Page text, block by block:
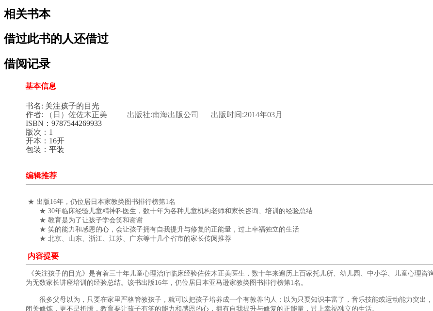
相关书本
借过此书的人还借过
借阅记录
基本信息
书名: 关注孩子的目光
作者:
（日）佐佐木正美 出版社:南海出版公司
出版时间:2014年03月
ISBN： 9787544269933
版次：1
开本：16开
包装： 平装
编辑推荐
★ 出版16年，仍位居日本家教类图书排行榜第1名
★ 30年临床经验儿童精神科医生，数十年为各种儿童机构老师和家长咨询、培训的经验总结
★ 教育是为了让孩子学会笑和谢谢
★ 笑的能力和感恩的心，会让孩子拥有自我提升与修复的正能量，过上幸福独立的生活
★ 北京、山东、浙江、江苏、广东等十几个省市的家长传阅推荐
内容提要
《关注孩子的目光》是有着三十年儿童心理治疗临床经验佐佐木正美医生，数十年来遍历上百家托儿所、幼儿园、中小学、儿童心理
为无数家长讲座培训的经验总结。该书出版16年，仍位居日本亚马逊家教类图书排行榜第1名。
很多父母以为，只要在家里严格管教孩子，就可以把孩子培养成一个有教养的人；以为只要知识丰富了，音乐技能或运动能力突出
闭关修炼，更不是折腾，教育要让孩子有笑的能力和感恩的心，拥有自我提升与修复的正能量，过上幸福独立的生活。